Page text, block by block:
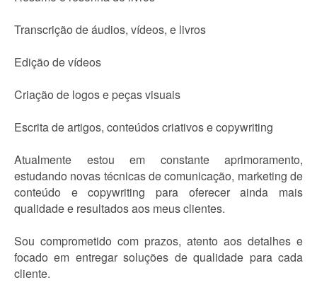
Transcrição de áudios, vídeos, e livros
Edição de vídeos
Criação de logos e peças visuais
Escrita de artigos, conteúdos criativos e copywriting
Atualmente estou em constante aprimoramento,
estudando novas técnicas de comunicação, marketing de
conteúdo e copywriting para oferecer ainda mais
qualidade e resultados aos meus clientes.
Sou comprometido com prazos, atento aos detalhes e
focado em entregar soluções de qualidade para cada
cliente.